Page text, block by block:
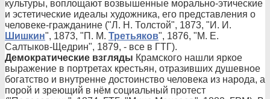
культуры, воплощают возвышенные морально-этические
и эстетические идеалы художника, его представления о
человеке-гражданине ("Л. Н. Толстой", 1873, "И. И.
Шишкин", 1873, "П. М. Третьяков", 1876, "М. Е.
Салтыков-Щедрин", 1879, - все в ГТГ).
Демократические взгляды Крамского нашли яркое
выражение в портретах крестьян, отразивших душевное
богатство и внутренне достоинство человека из народа, а
порой и зреющий в нём социальный протест